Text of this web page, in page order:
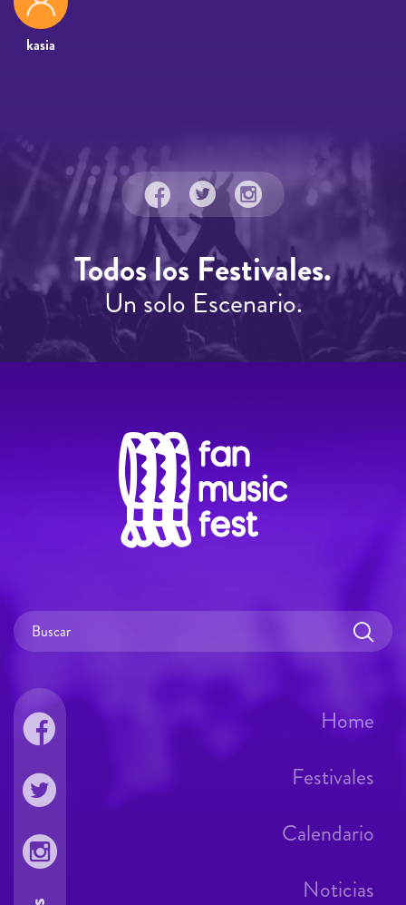
kasia
Todos los Festivales.
Un solo Escenario.
Home
Festivales
Calendario
Noticias